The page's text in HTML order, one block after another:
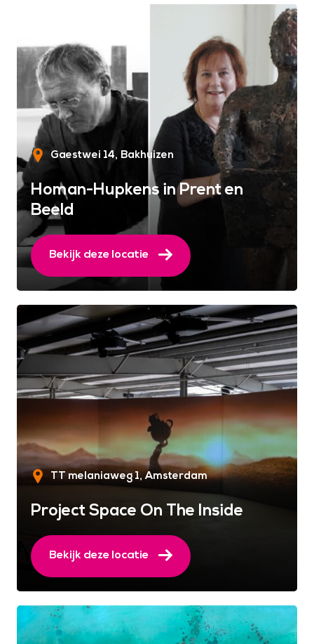
Gaestwei 14 Bakhuizen
Homan-Hupkens in Prent en
Beeld
Bekijk deze locatie
TT melaniaweg 1 Amsterdam
Project Space On The Inside
Bekijk deze locatie